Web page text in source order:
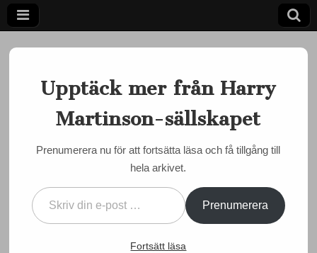
Harry
Martinson-
sällskapet
Ett författarskap som fångar daggdroppen och speglar
kosmos
Klockrikestipendiet 2015
till Maiping Chen
admin•1 februari, 2015•0 Comments
Upptäck mer från Harry
Martinson-sällskapet
Prenumerera nu för att fortsätta läsa och få tillgång till
hela arkivet.
Prenumerera
Fortsätt läsa